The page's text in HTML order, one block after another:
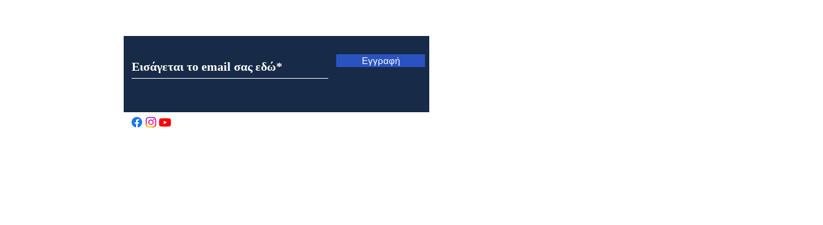
Εορτή της Μεταμορφώσεως
του Σωτήρος στον Ιερό Ναό
Καρελέϊκα Ναυπάκτου
Μητρόπολη Ναυπάκτου και
Αγίου Βλασίου: Αρχιερατική
της ορεινής Ναυπακτίας
Εγγραφή